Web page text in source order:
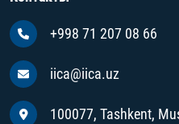
+998 71 207 08 66
iica@iica.uz
100077, Tashkent,